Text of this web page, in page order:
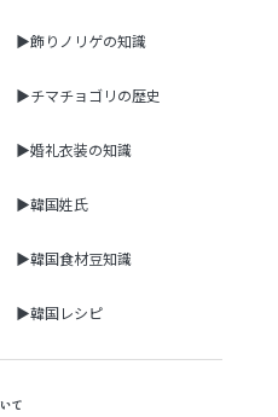
▶飾りノリゲの知識
▶チマチョゴリの歴史
▶婚礼衣装の知識
▶韓国姓氏
▶韓国食材豆知識
▶韓国レシピ
て